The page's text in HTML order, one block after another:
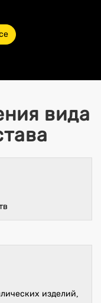
вида
изделий,